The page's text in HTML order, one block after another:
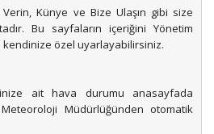
Verin, Künye ve Bize Ulaşın gibi size
Bu sayfaların içeriğini Yönetim
özel uyarlayabilirsiniz.
ait hava durumu anasayfada
Müdürlüğünden otomatik